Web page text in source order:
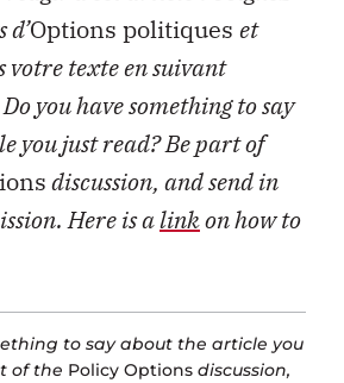
d’Options politiques et
votre texte en suivant
you have something to say
you just read? Be part of
discussion, and send in
Here is alinkon how to
to say about the article you
of the Policy Options discussion,